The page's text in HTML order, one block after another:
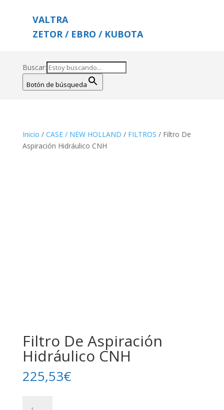
VALTRA
ZETOR / EBRO / KUBOTA
Buscar:
Botón de búsqueda
Inicio / CASE / NEW HOLLAND / FILTROS / Filtro De
Aspiración Hidráulico CNH
Filtro De Aspiración
Hidráulico CNH
225,53€